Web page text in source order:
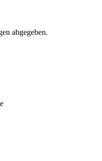
abgegeben.